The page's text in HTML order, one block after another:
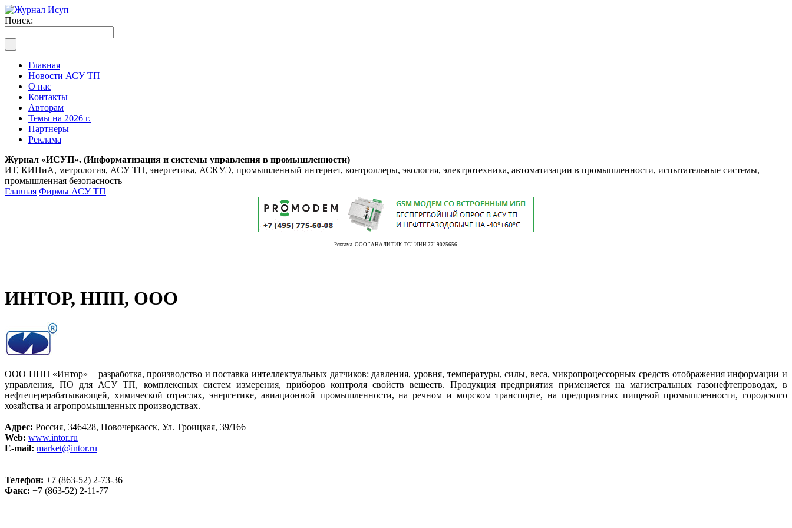
Поиск:
Главная
Новости АСУ ТП
О нас
Контакты
Авторам
Темы на 2026 г.
Партнеры
Реклама
Журнал «ИСУП». (Информатизация и системы управления в промышленности)
ИТ, КИПиА, метрология, АСУ ТП, энергетика, АСКУЭ, промышленный интернет, контроллеры, экология, электротехника, автоматизации в промышленности, испытательные системы,
промышленная безопасность
Главная Фирмы АСУ ТП
Реклама. ООО "АНАЛИТИК-ТС" ИНН 7719025656
ИНТОР, НПП, ООО
ООО НПП «Интор» – разработка, производство и поставка интеллектуальных датчиков: давления, уровня, температуры, силы, веса, микропроцессорных средств отображения информации и
управления, ПО для АСУ ТП, комплексных систем измерения, приборов контроля свойств веществ. Продукция предприятия применяется на магистральных газонефтепроводах, в
нефтеперерабатывающей, химической отраслях, энергетике, авиационной промышленности, на речном и морском транспорте, на предприятиях пищевой промышленности, городского
хозяйства и агропромышленных производствах.
Адрес: Россия, 346428, Новочеркасск, Ул. Троицкая, 39/166
Web: www.intor.ru
E-mail: market@intor.ru
Телефон: +7 (863-52) 2-73-36
Факс: +7 (863-52) 2-11-77